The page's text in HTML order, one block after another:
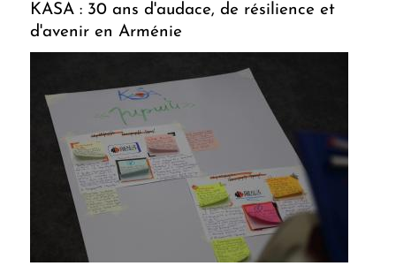
KASA : 30 ans d'audace, de résilience et
d'avenir en Arménie